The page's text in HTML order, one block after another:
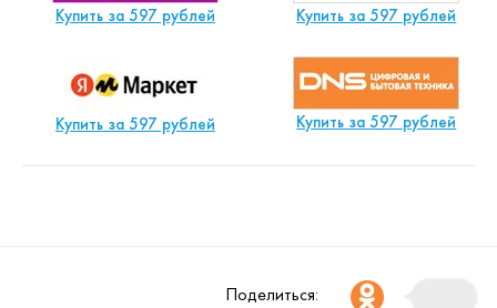
Купить за 597 рублей Купить за 597 рублей
Купить за 597 рублей Купить за 597 рублей
Поделиться: